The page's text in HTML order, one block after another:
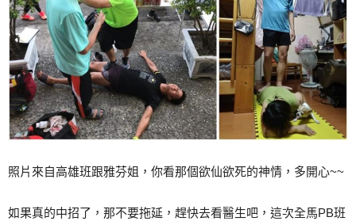
照片來自高雄班跟雅芬姐，你看那個欲仙欲死的神情，多開心~~
如果真的中招了，那不要拖延，趕快去看醫生吧，這次全馬PB班